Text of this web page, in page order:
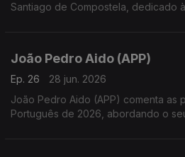
Santiago de Compostela, dedicado
João Pedro Aido (APP)
Ep. 26
28 jun. 2026
João Pedro Aido (APP) comenta as
Português de 2026, abordando o